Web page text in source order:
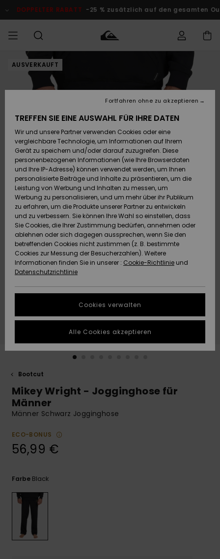
Produktinformation
RABATT -25 % zusätzlich auf den gesamten Outlet-Bereich
MÄNNER
Accessoires
Schuhe&
Flip-Flops
Surf
Snow
Brandneu
Highlights
Accessoires
Schuhe&
Flip-Flops
Surf
Snow
Brandneu
Highlights
FRAUEN
Brandneu
Highlights
Snow
SURF
Kinder
Highlights
Community
SNOW
Snow Shop
Kinder
Snow Shop
Damen
Highlights
Community
DOPPELTER
RABATT
KINDER
Outlet
Frauen
HILFE & KONTAKT
Retouren
Bezahlung
Geschenkkarte
Quiksilver
Freedom
Datenschutz
Starten Sie eine
um die
schnellste
Antwort auf Ihre
Finden Sie
die häufigsten
NACHHALTIGKEIT
SHOPS
QUIKSILVER APP
WUNSCHLISTE
AUSVERKAUFT
Bootcut
Mikey Wright - Jogginghose für
Männer
Männer Schwarz Jogginghose
ECO-BONUS
56,99 €
Farbe Black
TREFFEN SIE EINE AUSWAHL FÜR IHRE DATEN
Wir und unsere Partner verwenden Cookies oder eine
vergleichbare Technologie, um Informationen auf Ihrem
Gerät zu speichern und/oder darauf zuzugreifen. Diese
personenbezogenen Informationen (wie Ihre Browserdaten
und Ihre IP-Adresse) können verwendet werden, um Ihnen
personalisierte Beiträge und Inhalte zu präsentieren, um die
Leistung von Werbung und Inhalten zu messen, um
Werbung zu personalisieren, und um mehr über ihr Publikum
zu erfahren, um die Produkte unserer Partner zu entwickeln
und zu verbessern. Sie können Ihre Wahl so einstellen, dass
Sie Cookies, die Ihrer Zustimmung bedürfen, annehmen oder
ablehnen oder sich dagegen aussprechen, wenn Sie den
betreffenden Cookies nicht zustimmen (z. B. bestimmte
Cookies zur Messung der Besucherzahlen). Weitere
Informationen finden Sie in unserer : Cookie-Richtlinie und
Datenschutzrichtlinie
Cookies verwalten
Fortfahren ohne zu akzeptieren
Alle Cookies akzeptieren